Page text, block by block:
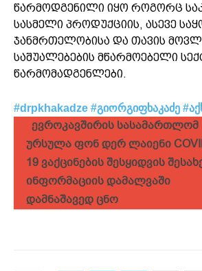
წარმოდგენილი იყო როგორც
სასმელი პროდუქციის, ასევე
ჯანმრთელობისა და თავის
საშუალებების მწარმოებელი
წარმომადგენლები.
#drpkhakadze #გიორგიფხაკაძე
ევროკავშირის სასამართლომ
ურსულა ფონ დერ ლაიენი
19 ვაქცინების შესყიდვის
ინფორმაციის დამალვაში
დამნაშავედ ცნო